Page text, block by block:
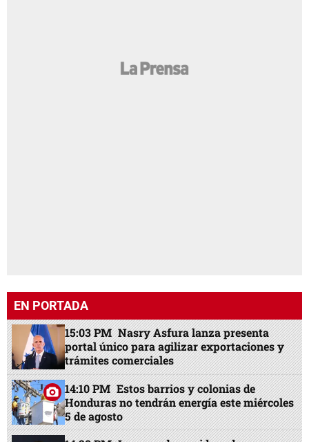
EN PORTADA
15:03 PM Nasry Asfura lanza presenta
portal único para agilizar exportaciones y
trámites comerciales
14:10 PM Estos barrios y colonias de
Honduras no tendrán energía este miércoles
5 de agosto